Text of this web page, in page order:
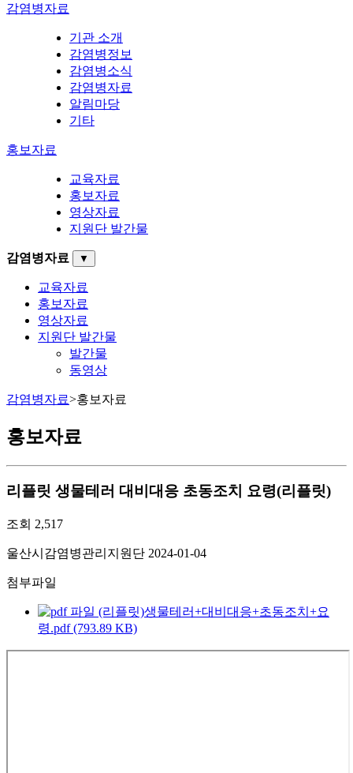
감염병자료
기관 소개
감염병정보
감염병소식
감염병자료
알림마당
기타
홍보자료
교육자료
홍보자료
영상자료
지원단 발간물
감염병자료 ▼
교육자료
홍보자료
영상자료
지원단 발간물
발간물
동영상
감염병자료>홍보자료
홍보자료
리플릿 생물테러 대비대응 초동조치 요령(리플릿)
조회 2,517
울산시감염병관리지원단 2024-01-04
첨부파일
(리플릿)생물테러+대비대응+초동조치+요
령.pdf (793.89 KB)